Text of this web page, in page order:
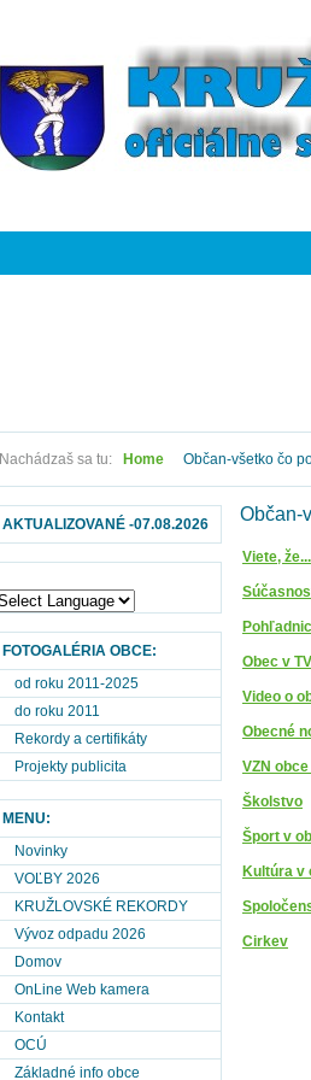
Nachádzaš sa tu: Home Občan-všetko čo
AKTUALIZOVANÉ -07.08.2026
FOTOGALÉRIA OBCE:
od roku 2011-2025
do roku 2011
Rekordy a certifikáty
Projekty publicita
MENU:
Novinky
VOĽBY 2026
KRUŽLOVSKÉ REKORDY
Vývoz odpadu 2026
Domov
OnLine Web kamera
Kontakt
OCÚ
Základné info obce
Občan-
Viete, že...
Obec v TV
Video o
Obecné
VZN
Školstvo
Šport v
Kultúra v
Cirkev